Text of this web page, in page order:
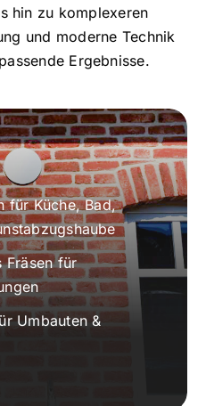
hin zu komplexeren
und moderne Technik
Ergebnisse.
für Küche, Bad,
Fräsen für
Umbauten &